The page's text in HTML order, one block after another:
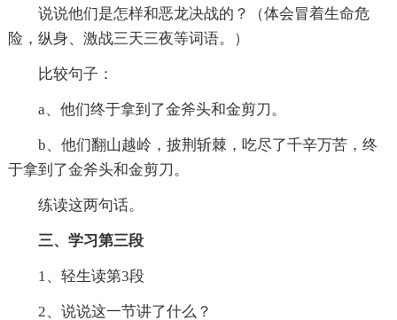
说说他们是怎样和恶龙决战的？（体会冒着生命危
险，纵身、激战三天三夜等词语。）
比较句子：
a、他们终于拿到了金斧头和金剪刀。
b、他们翻山越岭，披荆斩棘，吃尽了千辛万苦，终
于拿到了金斧头和金剪刀。
练读这两句话。
三、学习第三段
1、轻生读第3段
2、说说这一节讲了什么？